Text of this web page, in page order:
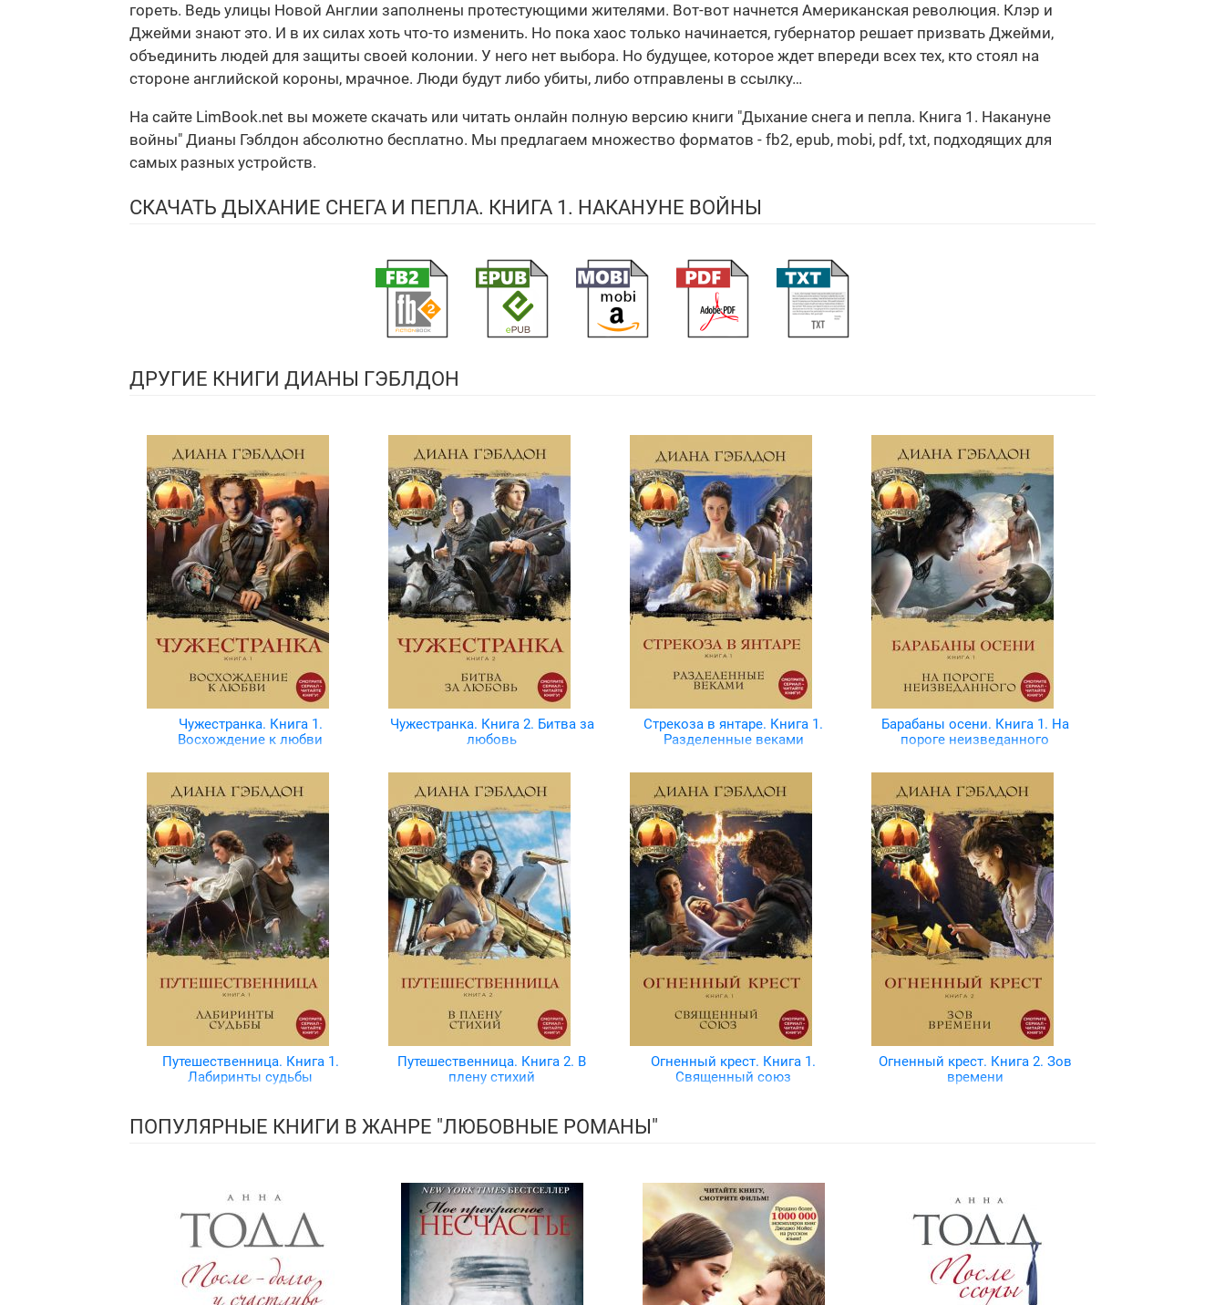
гореть. Ведь улицы Новой Англии заполнены протестующими жителями. Вот-вот начнется Американская революция. Клэр и
Джейми знают это. И в их силах хоть что-то изменить. Но пока хаос только начинается, губернатор решает призвать Джейми,
объединить людей для защиты своей колонии. У него нет выбора. Но будущее, которое ждет впереди всех тех, кто стоял на
стороне английской короны, мрачное. Люди будут либо убиты, либо отправлены в ссылку…
На сайте LimBook.net вы можете скачать или читать онлайн полную версию книги "Дыхание снега и пепла. Книга 1. Накануне
войны" Дианы Гэблдон абсолютно бесплатно. Мы предлагаем множество форматов - fb2, epub, mobi, pdf, txt, подходящих для
самых разных устройств.
СКАЧАТЬ ДЫХАНИЕ СНЕГА И ПЕПЛА. КНИГА 1. НАКАНУНЕ ВОЙНЫ
ДРУГИЕ КНИГИ ДИАНЫ ГЭБЛДОН
Чужестранка. Книга 1.
Восхождение к любви
Чужестранка. Книга 2. Битва за
любовь
Стрекоза в янтаре. Книга 1.
Разделенные веками
Барабаны осени. Книга 1. На
пороге неизведанного
Путешественница. Книга 1.
Лабиринты судьбы
Путешественница. Книга 2. В
плену стихий
Огненный крест. Книга 1.
Священный союз
Огненный крест. Книга 2. Зов
времени
ПОПУЛЯРНЫЕ КНИГИ В ЖАНРЕ "ЛЮБОВНЫЕ РОМАНЫ"